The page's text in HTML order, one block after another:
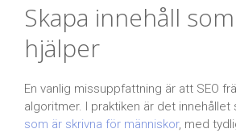
Skapa innehåll
hjälper
En vanlig missuppfattning är att SEO
algoritmer. I praktiken är det innehållet
som är skrivna för människor, med